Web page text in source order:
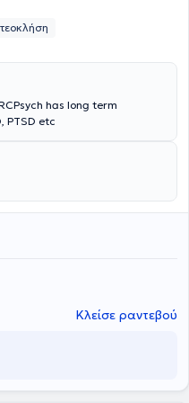
has long term
PTSD etc
Κλείσε ραντεβού